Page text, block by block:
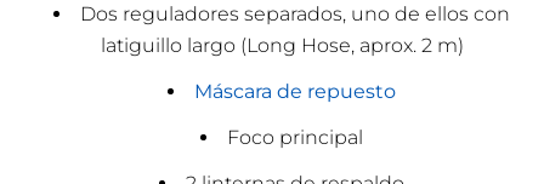
Dos reguladores separados, uno de ellos con
latiguillo largo (Long Hose, aprox. 2 m)
Máscara de repuesto
Foco principal